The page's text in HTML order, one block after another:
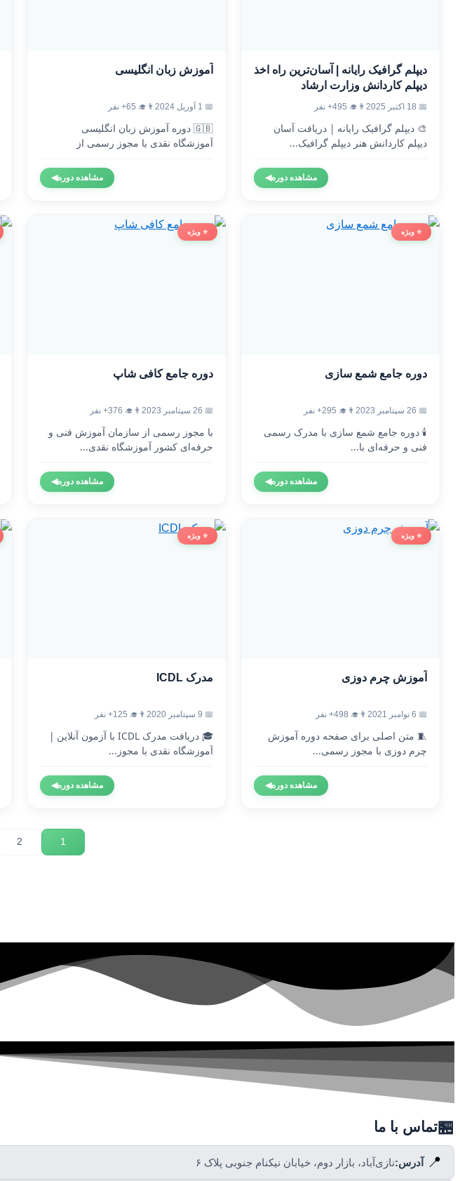
دیپلم گرافیک رایانه | آسان‌ترین راه اخذ
دیپلم کاردانش وزارت ارشاد
📅 18 اکتبر 2025 👨‍🎓 495+ نفر
🎨 دیپلم گرافیک رایانه | دریافت آسان
دیپلم کاردانش هنر دیپلم گرافیک...
مشاهده دوره◀
آموزش زبان انگلیسی
📅 1 آوریل 2024 👨‍🎓 65+ نفر
🇬🇧 دوره آموزش زبان انگلیسی
آموزشگاه نقدی با مجوز رسمی از
مشاهده دوره◀
⭐ ویژه
دوره جامع شمع سازی
📅 26 سپتامبر 2023 👨‍🎓 295+ نفر
🕯️ دوره جامع شمع سازی با مدرک رسمی
فنی و حرفه‌ای با...
مشاهده دوره◀
⭐ ویژه
دوره جامع کافی شاپ
📅 26 سپتامبر 2023 👨‍🎓 376+ نفر
با مجوز رسمی از سازمان آموزش فنی و
حرفه‌ای کشور آموزشگاه نقدی...
مشاهده دوره◀
⭐ ویژه
آموزش چرم دوزی
📅 6 نوامبر 2021 👨‍🎓 498+ نفر
🧵 متن اصلی برای صفحه دوره آموزش
چرم دوزی با مجوز رسمی...
مشاهده دوره◀
⭐ ویژه
مدرک ICDL
📅 9 سپتامبر 2020 👨‍🎓 125+ نفر
🎓 دریافت مدرک ICDL با آزمون آنلاین |
آموزشگاه نقدی با مجوز...
مشاهده دوره◀
1
2
🏪تماس با ما
📍 آدرس:نازی‌آباد، بازار دوم، خیابان نیکنام جنوبی پلاک ۶